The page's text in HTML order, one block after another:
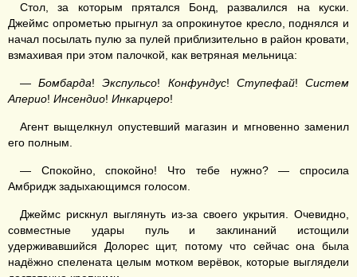
Стол, за которым прятался Бонд, развалился на куски.
Джеймс опрометью прыгнул за опрокинутое кресло, поднялся и
начал посылать пулю за пулей приблизительно в район кровати,
взмахивая при этом палочкой, как ветряная мельница:
—Бомбарда!Экспульсо! Конфундус! Ступефай!Систем
Аперио! Инсендио! Инкарцеро!
Агент выщелкнул опустевший магазин и мгновенно заменил
его полным.
— Спокойно, спокойно! Что тебе нужно? — спросила
Амбридж задыхающимся голосом.
Джеймс рискнул выглянуть из-за своего укрытия. Очевидно,
совместные удары пуль и заклинаний истощили
удерживавшийся Долорес щит, потому что сейчас она была
надёжно спелената целым мотком верёвок, которые выглядели